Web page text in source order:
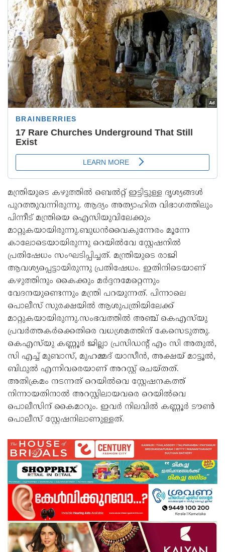
മന്ത്രിയുടെ കഴുത്തില്‍ ബെല്‍റ്റ് ഇട്ടിട്ടുള്ള ദൃശ്യങ്ങള്‍
പുറത്തുവന്നിരുന്നു. ആദ്യം അത്യാഹിത വിഭാഗത്തിലും
പിന്നീട് മന്ത്രിയെ ഐസിയുവിലേക്കും
മാറ്റുകയായിരുന്നു.ബുധൻവൈകുന്നേരം മൂന്നേ
കാലോടെയായിരുന്നു റെയില്‍വേ സ്റ്റേഷനില്‍
പ്രതിഷേധം സംഘടിപ്പിച്ചത്. മന്ത്രിയുടെ രാജി
ആവശ്യപ്പെട്ടായിരുന്നു പ്രതിഷേധം. ഇതിനിടെയാണ്
കഴുത്തിനും കൈക്കും മര്‍ദ്ദനമേറ്റെന്നും
വേദനയുണ്ടെന്നും മന്ത്രി പറയുന്നത്. പിന്നാലെ
പൊലീസ് സുരക്ഷയില്‍ ആശുപത്രിയിലേക്ക്
മാറ്റുകയായിരുന്നു.സംഭവത്തിൽ അഞ്ച് കെഎസ്‌യു
പ്രവര്‍ത്തകര്‍ക്കെതിരെ വധശ്രമത്തിന് കേസെടുത്തു.
കെഎസ്‌യു കണ്ണൂര്‍ ജില്ലാ പ്രസിഡന്റ് എം സി അതുല്‍,
സി എച്ച് മുബാസ്, മുഹമ്മദ് യാസീന്‍, അക്ഷയ് മാട്ടൂല്‍,
ബിഥുല്‍ എന്നിവരെയാണ് അറസ്റ്റ് ചെയ്തത്.
അതിക്രമം നടന്നത് റെയില്‍വെ സ്റ്റേഷനകത്ത്
നിന്നായതിനാല്‍ അറസ്റ്റിലായവരെ റെയില്‍വെ
പൊലീസിന് കൈമാറും. ഇവര്‍ നിലവില്‍ കണ്ണൂര്‍ ടൗണ്‍
പൊലീസ് സ്റ്റേഷനിലാണുള്ളത്.